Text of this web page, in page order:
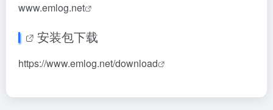
www.emlog.net
安装包下载
https://www.emlog.net/download